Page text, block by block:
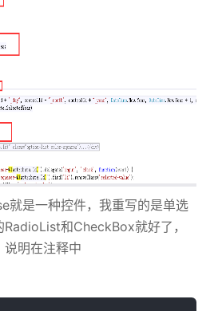
就是一种控件，我重写的是单选
和CheckBox就好了，
说明在注释中